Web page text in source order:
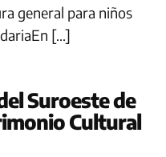
general para niños
[…]
Suroeste de
Cultural